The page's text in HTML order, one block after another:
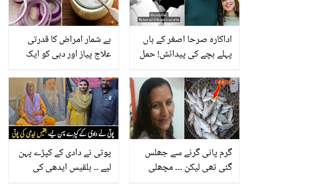
بے شمار امراض کا قدرتی
علاج پیاز اور دہی کو ایک
حاصل ہوتے ہیں ۔۔ صحت
مند رہنا ہے تو ان دو سستی
اشیاء کا استعمال معمول
بنالیں
اداکارہ صرحا اصغر کے ہاں
پہلے بچے کی پیدائش! حمل
استعمال کیا؟
پوتی نے دادی کے کپڑے پہن
لیے ۔۔ بلقیس ایدھی کی
گرم پانی گرنے سے جھلس
گئی تھی لیکن ۔۔۔ مچھلی